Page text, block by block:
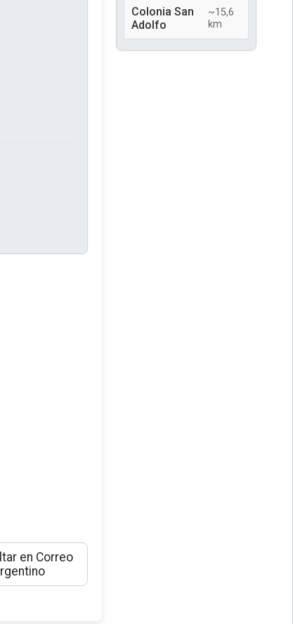
en Correo
Colonia San
Adolfo
~15,6
km